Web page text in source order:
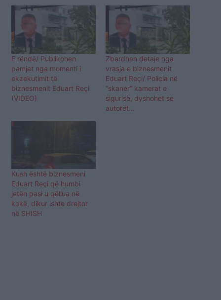
E rëndë/ Publikohen
pamjet nga momenti i
ekzekutimit të
biznesmenit Eduart Reçi
(VIDEO)
Zbardhen detaje nga
vrasja e biznesmenit
Eduart Reçi/ Policia në
“skaner” kamerat e
sigurisë, dyshohet se
autorët…
Kush është biznesmeni
Eduart Reçi që humbi
jetën pasi u qëllua në
kokë, dikur ishte drejtor
në SHISH